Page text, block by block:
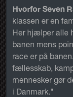
Hvorfor Seven
klassen er en
Her hjælper alle
banen mens
race er på
fællesskab,
mennesker gør
i Danmark."